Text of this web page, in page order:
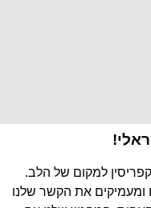
קפריסין למקום של הלב.
ומעמיקים את הקשר שלנו